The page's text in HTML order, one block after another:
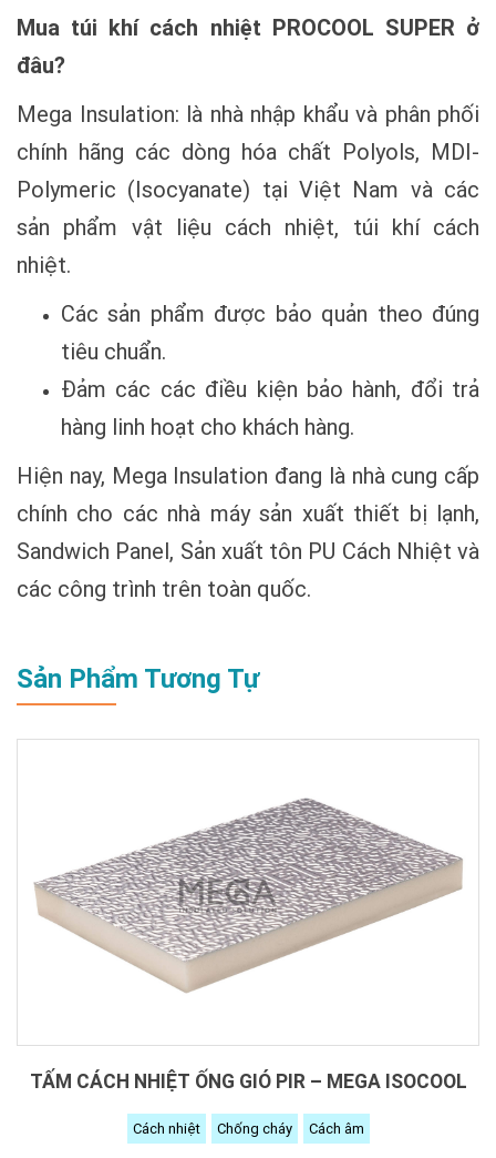
Mua túi khí cách nhiệt PROCOOL SUPER ở
đâu?
Mega Insulation: là nhà nhập khẩu và phân phối
chính hãng các dòng hóa chất Polyols, MDI-
Polymeric (Isocyanate) tại Việt Nam và các
sản phẩm vật liệu cách nhiệt, túi khí cách
nhiệt.
Các sản phẩm được bảo quản theo đúng
tiêu chuẩn.
Đảm các các điều kiện bảo hành, đổi trả
hàng linh hoạt cho khách hàng.
Hiện nay, Mega Insulation đang là nhà cung cấp
chính cho các nhà máy sản xuất thiết bị lạnh,
Sandwich Panel, Sản xuất tôn PU Cách Nhiệt và
các công trình trên toàn quốc.
Sản Phẩm Tương Tự
TẤM CÁCH NHIỆT ỐNG GIÓ PIR – MEGA ISOCOOL
Cách nhiệt Chống cháy Cách âm